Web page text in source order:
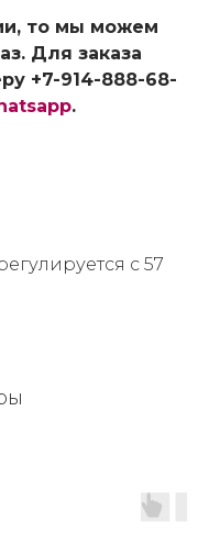
то мы можем
Для заказа
+7-914-888-68-
.
с 57